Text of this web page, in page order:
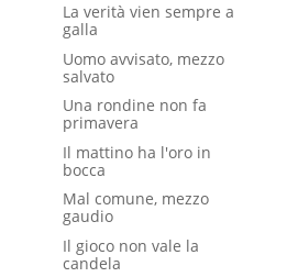
La verità vien sempre a
galla
Uomo avvisato, mezzo
salvato
Una rondine non fa
primavera
Il mattino ha l'oro in
bocca
Mal comune, mezzo
gaudio
Il gioco non vale la
candela